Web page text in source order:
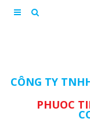
CÔNG TY
PHUOC